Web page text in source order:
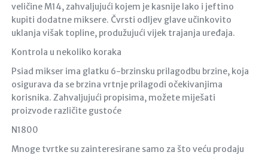
veličine M14, zahvaljujući kojem je kasnije lako i jeftino
kupiti dodatne miksere. Čvrsti odljev glave učinkovito
uklanja višak topline, produžujući vijek trajanja uređaja.
Kontrola u nekoliko koraka
Psiad mikser ima glatku 6-brzinsku prilagodbu brzine, koja
osigurava da se brzina vrtnje prilagodi očekivanjima
korisnika. Zahvaljujući propisima, možete miješati
proizvode različite gustoće
N1800
Mnoge tvrtke su zainteresirane samo za što veću prodaju